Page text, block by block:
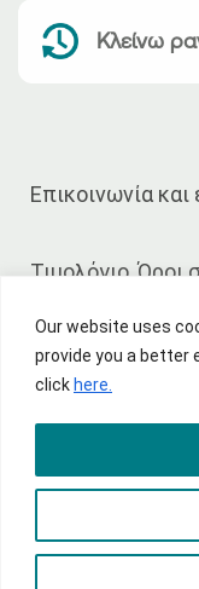
Our website uses
provide you a better
clickhere.
Κλείνω
Επικοινωνία
Τιμολόγιο,
Χρήσιμοι
© 2026 National Bank of
Όροι